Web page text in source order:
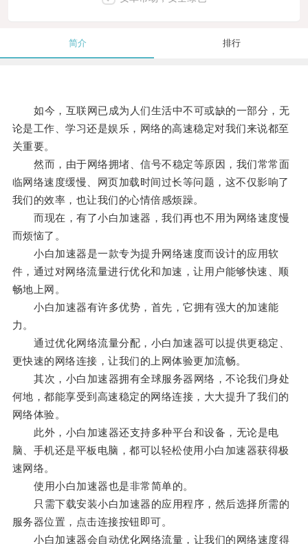
简介 排行
如今，互联网已成为人们生活中不可或缺的一部分，无
论是工作、学习还是娱乐，网络的高速稳定对我们来说都至
关重要。
然而，由于网络拥堵、信号不稳定等原因，我们常常面
临网络速度缓慢、网页加载时间过长等问题，这不仅影响了
我们的效率，也让我们的心情倍感烦躁。
而现在，有了小白加速器，我们再也不用为网络速度慢
而烦恼了。
小白加速器是一款专为提升网络速度而设计的应用软
件，通过对网络流量进行优化和加速，让用户能够快速、顺
畅地上网。
小白加速器有许多优势，首先，它拥有强大的加速能
力。
通过优化网络流量分配，小白加速器可以提供更稳定、
更快速的网络连接，让我们的上网体验更加流畅。
其次，小白加速器拥有全球服务器网络，不论我们身处
何地，都能享受到高速稳定的网络连接，大大提升了我们的
网络体验。
此外，小白加速器还支持多种平台和设备，无论是电
脑、手机还是平板电脑，都可以轻松使用小白加速器获得极
速网络。
使用小白加速器也是非常简单的。
只需下载安装小白加速器的应用程序，然后选择所需的
服务器位置，点击连接按钮即可。
小白加速器会自动优化网络流量，让我们的网络速度得